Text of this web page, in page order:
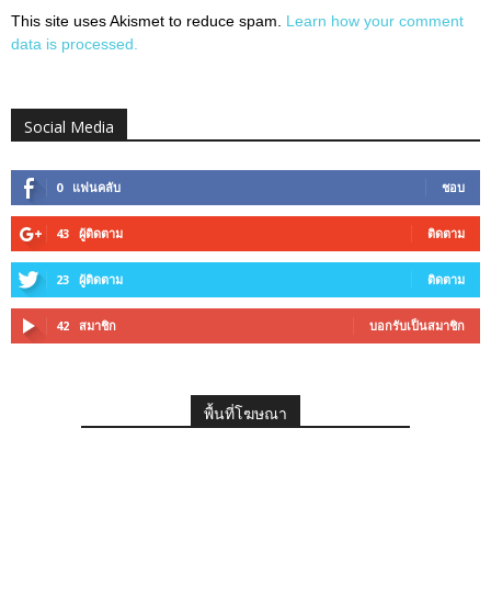
This site uses Akismet to reduce spam. Learn how your comment
data is processed.
Social Media
0 แฟนคลับ ชอบ
43 ผู้ติดตาม ติดตาม
23 ผู้ติดตาม ติดตาม
42 สมาชิก บอกรับเป็นสมาชิก
พื้นที่โฆษณา